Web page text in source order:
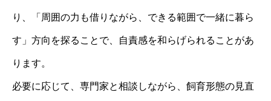
り、「周囲の力も借りながら、できる範囲で一緒に暮ら
す」方向を探ることで、自責感を和らげられることがあ
ります。
必要に応じて、専門家と相談しながら、飼育形態の見直